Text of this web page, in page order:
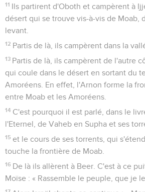
11
Ils partirent d'Oboth et campèrent à
désert qui se trouve vis-à-vis de Moab,
levant.
12 Partis de là, ils campèrent dans la
13 Partis de là, ils campèrent de l'autre
qui coule dans le désert en sortant du
Amoréens. En effet, l'Arnon forme la
entre Moab et les Amoréens.
14 C'est pourquoi il est parlé, dans le
l'Eternel, de Vaheb en Supha et ses
15 et le cours de ses torrents, qui
touche la frontière de Moab.
16 De là ils allèrent à Beer. C'est à ce
Moïse : « Rassemble le peuple, que je